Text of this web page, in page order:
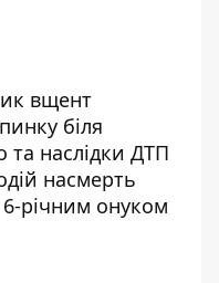
вщент
біля
та наслідки ДТП
насмерть
річним онуком